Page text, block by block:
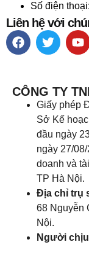
Số điện
Liên hệ với
CÔNG TY
Giấy phép
Sở Kế
đầu ngày
ngày 27/
doanh và
TP Hà Nội.
Địa chỉ trụ
68 Nguyễn
Nội.
Người